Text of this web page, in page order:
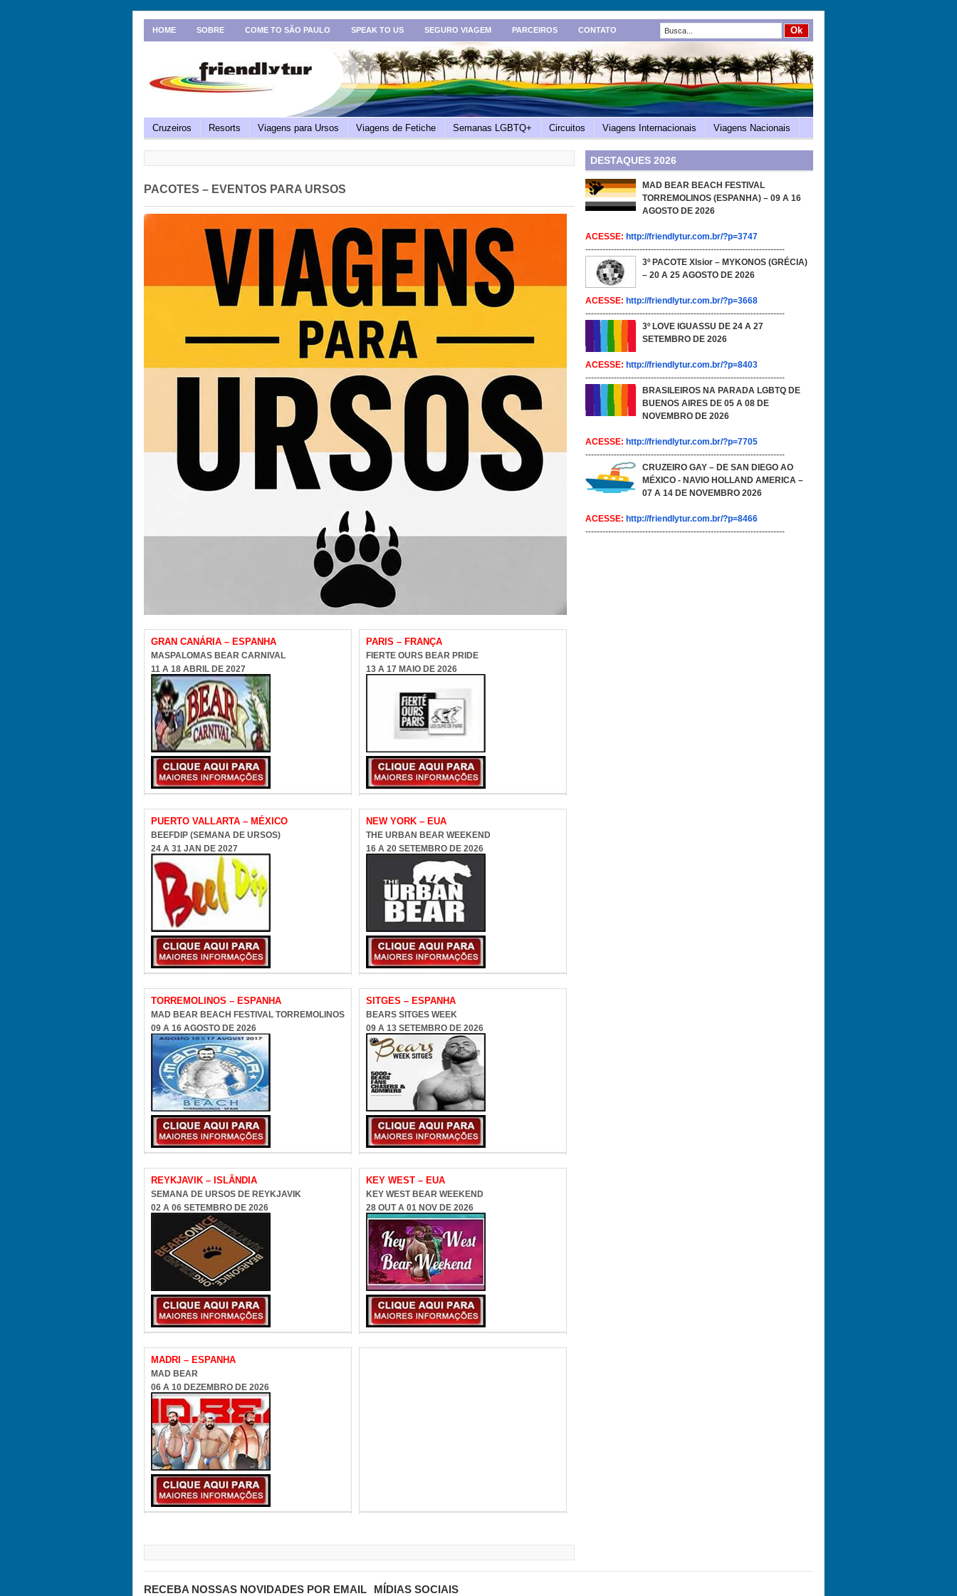
HOME SOBRE COME TO SÃO PAULO SPEAK TO US SEGURO VIAGEM PARCEIROS CONTATO
Cruzeiros Resorts Viagens para Ursos Viagens de Fetiche Semanas LGBTQ+ Circuitos Viagens Internacionais Viagens Nacionais
PACOTES – EVENTOS PARA URSOS
DESTAQUES 2026
MAD BEAR BEACH FESTIVAL
TORREMOLINOS (ESPANHA) – 09 A 16
AGOSTO DE 2026
ACESSE: http://friendlytur.com.br/?p=3747
----------------------------------------------------------------------
3º PACOTE Xlsior – MYKONOS (GRÉCIA)
– 20 A 25 AGOSTO DE 2026
ACESSE: http://friendlytur.com.br/?p=3668
----------------------------------------------------------------------
3º LOVE IGUASSU DE 24 A 27
SETEMBRO DE 2026
ACESSE: http://friendlytur.com.br/?p=8403
----------------------------------------------------------------------
BRASILEIROS NA PARADA LGBTQ DE
BUENOS AIRES DE 05 A 08 DE
NOVEMBRO DE 2026
ACESSE: http://friendlytur.com.br/?p=7705
----------------------------------------------------------------------
CRUZEIRO GAY – DE SAN DIEGO AO
MÉXICO - NAVIO HOLLAND AMERICA –
07 A 14 DE NOVEMBRO 2026
ACESSE: http://friendlytur.com.br/?p=8466
----------------------------------------------------------------------
RECEBA NOSSAS NOVIDADES POR EMAIL MÍDIAS SOCIAIS